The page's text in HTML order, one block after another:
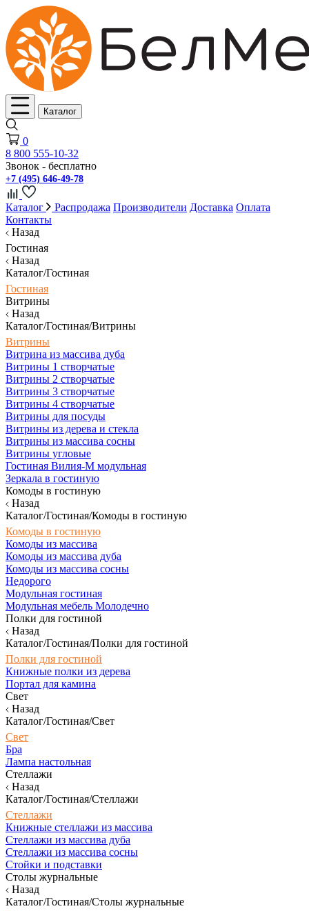
Каталог
0
8 800 555-10-32
Звонок - бесплатно
+7 (495) 646-49-78
Каталог Распродажа Производители Доставка Оплата
Контакты
Назад
Гостиная
Назад
Каталог/Гостиная
Гостиная
Витрины
Назад
Каталог/Гостиная/Витрины
Витрины
Витрина из массива дуба
Витрины 1 створчатые
Витрины 2 створчатые
Витрины 3 створчатые
Витрины 4 створчатые
Витрины для посуды
Витрины из дерева и стекла
Витрины из массива сосны
Витрины угловые
Гостиная Вилия-М модульная
Зеркала в гостиную
Комоды в гостиную
Назад
Каталог/Гостиная/Комоды в гостиную
Комоды в гостиную
Комоды из массива
Комоды из массива дуба
Комоды из массива сосны
Недорого
Модульная гостиная
Модульная мебель Молодечно
Полки для гостиной
Назад
Каталог/Гостиная/Полки для гостиной
Полки для гостиной
Книжные полки из дерева
Портал для камина
Свет
Назад
Каталог/Гостиная/Свет
Свет
Бра
Лампа настольная
Стеллажи
Назад
Каталог/Гостиная/Стеллажи
Стеллажи
Книжные стеллажи из массива
Стеллажи из массива дуба
Стеллажи из массива сосны
Стойки и подставки
Столы журнальные
Назад
Каталог/Гостиная/Столы журнальные